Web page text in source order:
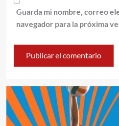
Guarda mi nombre, correo
navegador para la próxima